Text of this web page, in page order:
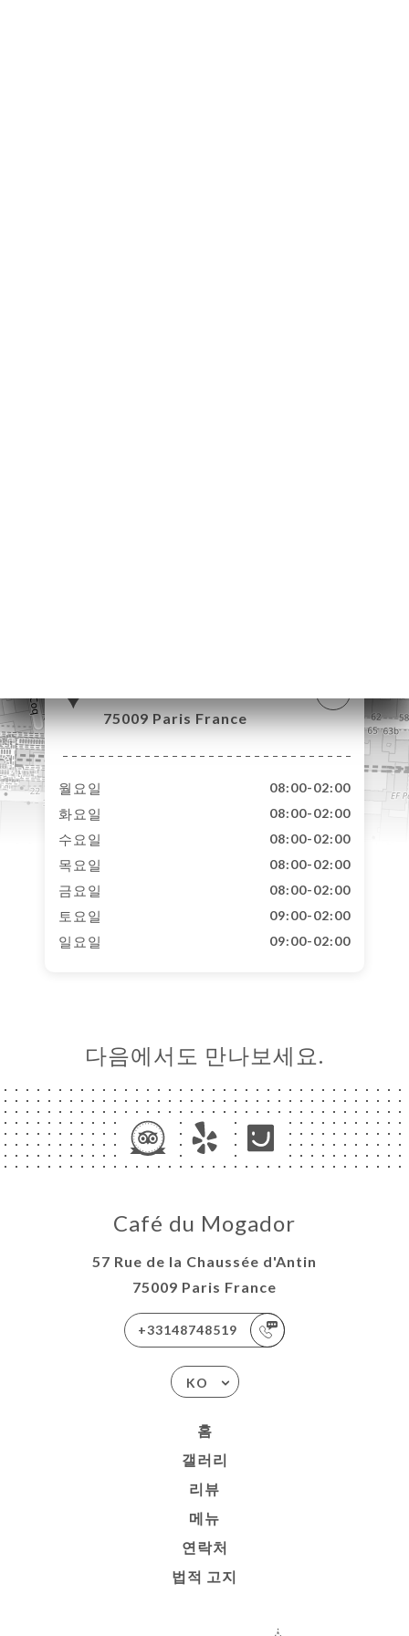
75009 Paris France
월요일 08:00-02:00
화요일 08:00-02:00
수요일 08:00-02:00
목요일 08:00-02:00
금요일 08:00-02:00
토요일 09:00-02:00
일요일 09:00-02:00
다음에서도 만나보세요.
Café du Mogador
57 Rue de la Chaussée d'Antin
75009 Paris France
+33148748519
KO
홈
갤러리
리뷰
메뉴
연락처
법적 고지